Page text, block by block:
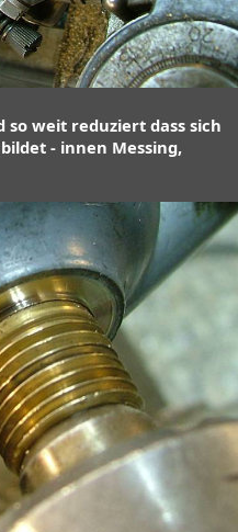
so weit reduziert dass sich
- innen Messing,